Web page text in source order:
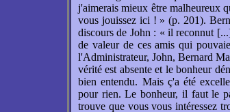
j'aimerais mieux être malheureux
vous jouissez ici ! » (p. 201).
discours de John : « il reconnut
de valeur de ces amis qui
l'Administrateur, John, Bernard
vérité est absente et le bonheur
bien entendu. Mais ç'a été
pour rien. Le bonheur, il faut le
trouve que vous vous intéressez